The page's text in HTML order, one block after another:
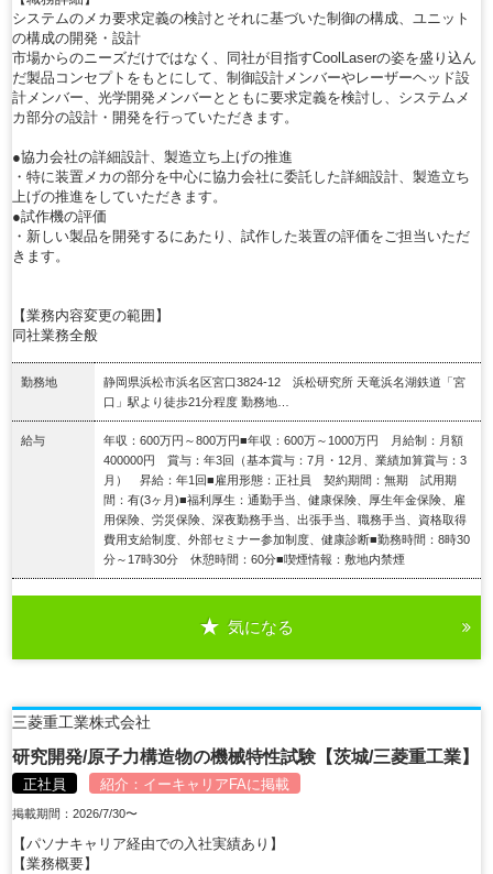
システムのメカ要求定義の検討とそれに基づいた制御の構成、ユニット
の構成の開発・設計
市場からのニーズだけではなく、同社が目指すCoolLaserの姿を盛り込ん
だ製品コンセプトをもとにして、制御設計メンバーやレーザーヘッド設
計メンバー、光学開発メンバーとともに要求定義を検討し、システムメ
カ部分の設計・開発を行っていただきます。
●協力会社の詳細設計、製造立ち上げの推進
・特に装置メカの部分を中心に協力会社に委託した詳細設計、製造立ち
上げの推進をしていただきます。
●試作機の評価
・新しい製品を開発するにあたり、試作した装置の評価をご担当いただ
きます。
【業務内容変更の範囲】
同社業務全般
勤務地
静岡県浜松市浜名区宮口3824-12 浜松研究所 天竜浜名湖鉄道「宮
口」駅より徒歩21分程度 勤務地…
給与
年収：600万円～800万円■年収：600万～1000万円 月給制：月額
400000円 賞与：年3回（基本賞与：7月・12月、業績加算賞与：3
月） 昇給：年1回■雇用形態：正社員 契約期間：無期 試用期
間：有(3ヶ月)■福利厚生：通勤手当、健康保険、厚生年金保険、雇
用保険、労災保険、深夜勤務手当、出張手当、職務手当、資格取得
費用支給制度、外部セミナー参加制度、健康診断■勤務時間：8時30
分～17時30分 休憩時間：60分■喫煙情報：敷地内禁煙
気になる
三菱重工業株式会社
研究開発/原子力構造物の機械特性試験【茨城/三菱重工業】
正社員 紹介： イーキャリアFAに掲載
掲載期間：2026/7/30〜
【パソナキャリア経由での入社実績あり】
【業務概要】